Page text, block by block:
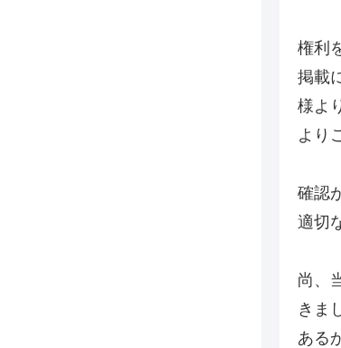
権利
掲載
様よ
より
確認
適切
尚、
きま
ある